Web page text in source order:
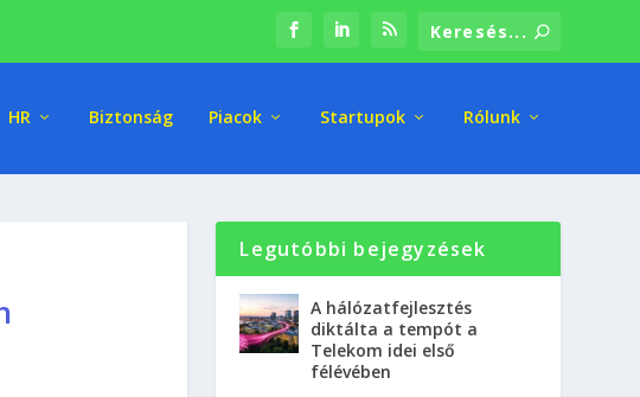
HR Biztonság Piacok Startupok Rólunk
Legutóbbi bejegyzések
A hálózatfejlesztés
diktálta a tempót a
Telekom idei első
félévében